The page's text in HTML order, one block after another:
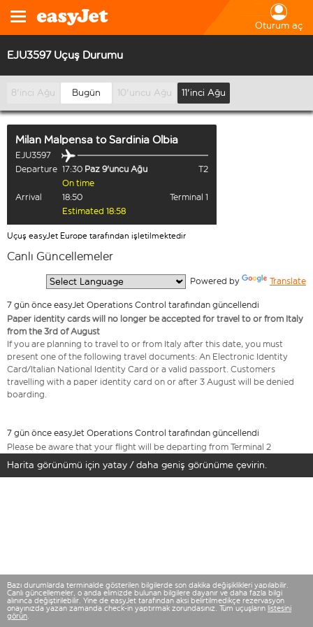
Oturum aç
EJU3597 Uçuş Durumu
8'inci Ağu Bugün 10'uncu Ağu 11'inci Ağu
Milan Malpensa toSardinia Olbia
EJU3597
Departure 17:30 Paz 9'uncu Ağu
T2
On time
Arrival
18:50
Terminal 1
Estimated 18:58
Uçuş easyJet Europe tarafından işletilmektedir
Canlı Güncellemeler
Powered by Translate
7 gün önce easyJet Operations Control tarafından güncellendi
Paper identity cards will no longer be accepted for travel to or from Italy
from the 3rd of August
If you are planning to travel to or from Italy after this date, you must
present one of the following travel documents: An Electronic Identity
Card/Italian National Identity Card or a valid passport. Customers
travelling with a paper identity card on or after 3 August will be denied
boarding.
7 gün önce easyJet Operations Control tarafından güncellendi
Please be aware that your flight will be departing from Terminal 2
Harita görünümü için yatay / daha geniş görünüme çevirin.
Bazı durumlarda terminalde gösterilen bilgilerde son dakika değişiklikleri yapılabilir.
Canlı güncellemeler, o anda elimizde bulunan bilgilere dayanır ve daha fazla bilgi
alınınca değiştirilebilir. Yine de easyJet tarafından aksi belirtilmedikçe rezervasyon
onayınızda yazan zamanda check-in yaptırmak zorundasınız. Tüm uçuşların listesini
görün.